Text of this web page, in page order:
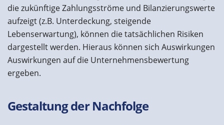
die zukünftige Zahlungsströme und Bilanzierungswerte
aufzeigt (z.B. Unterdeckung, steigende
Lebenserwartung), können die tatsächlichen Risiken
dargestellt werden. Hieraus können sich Auswirkungen
Auswirkungen auf die Unternehmensbewertung
ergeben.
Gestaltung der Nachfolge